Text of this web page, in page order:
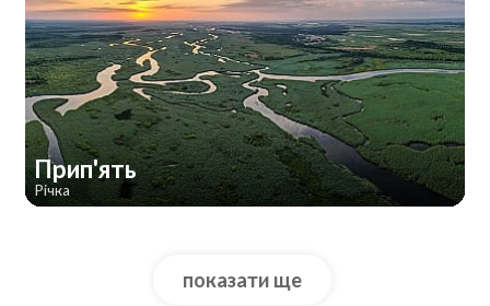
Прип'ять
Річка
показати ще